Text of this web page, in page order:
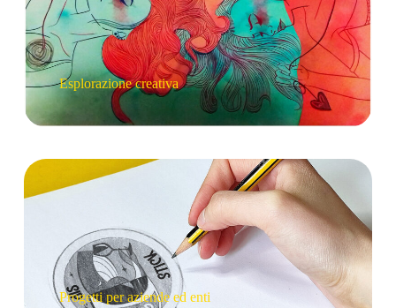
Esplorazione creativa
Progetti per aziende ed enti